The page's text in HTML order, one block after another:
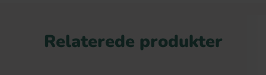
Relaterede produkter